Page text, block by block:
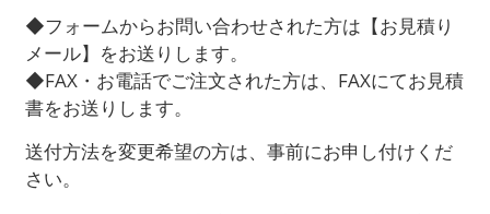
◆フォームからお問い合わせされた方は【お見積り
メール】をお送りします。
◆FAX・お電話でご注文された方は、FAXにてお見積
書をお送りします。
送付方法を変更希望の方は、事前にお申し付けくだ
さい。